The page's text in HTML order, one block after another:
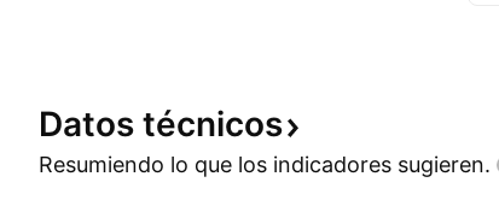
Datos técnicos
Resumiendo lo que los indicadores sugieren.